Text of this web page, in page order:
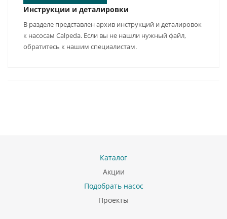
Инструкции и деталировки
В разделе представлен архив инструкций и деталировок
к насосам Calpeda. Если вы не нашли нужный файл,
обратитесь к нашим специалистам.
Каталог
Акции
Подобрать насос
Проекты